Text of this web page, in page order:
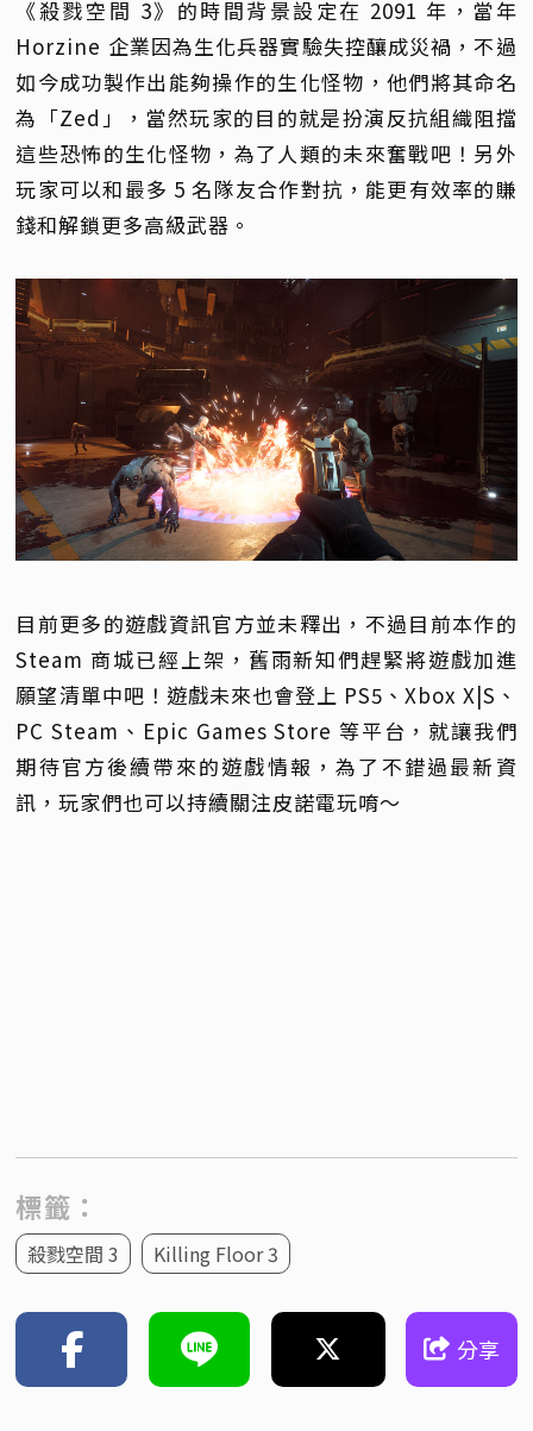
《殺戮空間 3》的時間背景設定在 2091 年，當年
Horzine 企業因為生化兵器實驗失控釀成災禍，不過
如今成功製作出能夠操作的生化怪物，他們將其命名
為「Zed」，當然玩家的目的就是扮演反抗組織阻擋
這些恐怖的生化怪物，為了人類的未來奮戰吧！另外
玩家可以和最多 5 名隊友合作對抗，能更有效率的賺
錢和解鎖更多高級武器。
目前更多的遊戲資訊官方並未釋出，不過目前本作的
Steam 商城已經上架，舊雨新知們趕緊將遊戲加進
願望清單中吧！遊戲未來也會登上 PS5、Xbox X|S、
PC Steam、Epic Games Store 等平台，就讓我們
期待官方後續帶來的遊戲情報，為了不錯過最新資
訊，玩家們也可以持續關注皮諾電玩唷～
標籤：
殺戮空間 3 Killing Floor 3
分享